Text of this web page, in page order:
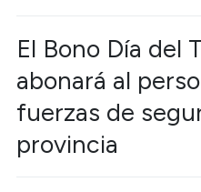
El Bono Día del
abonará al
fuerzas de
provincia